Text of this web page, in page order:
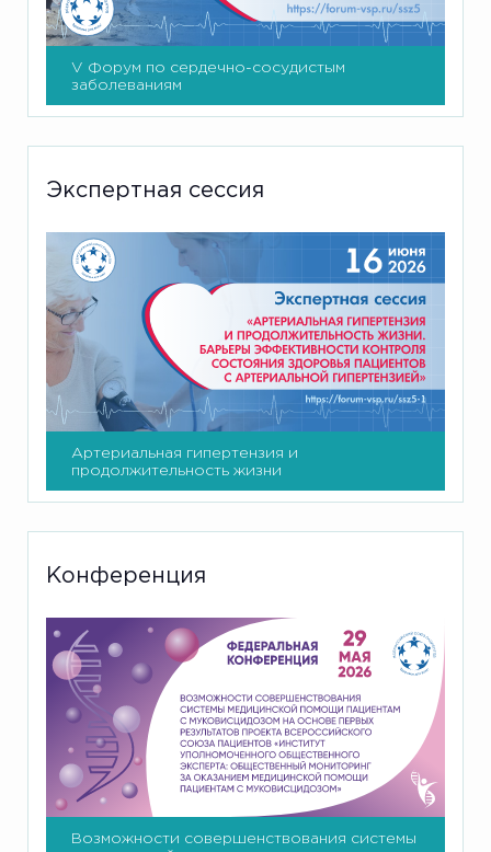
V Форум по сердечно-сосудистым
заболеваниям
Экспертная сессия
Артериальная гипертензия и
продолжительность жизни
Конференция
Возможности совершенствования системы